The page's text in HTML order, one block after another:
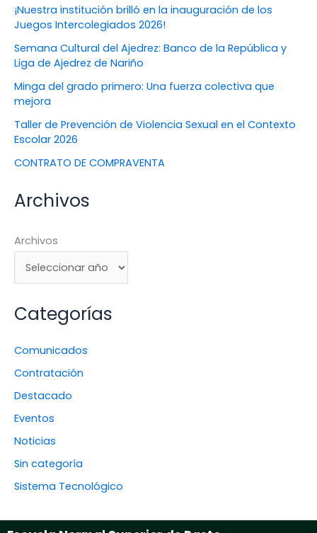
¡Nuestra institución brilló en la inauguración de los
Juegos Intercolegiados 2026!
Semana Cultural del Ajedrez: Banco de la República y
Liga de Ajedrez de Nariño
Minga del grado primero: Una fuerza colectiva que
mejora
Taller de Prevención de Violencia Sexual en el Contexto
Escolar 2026
CONTRATO DE COMPRAVENTA
Archivos
Archivos
Categorías
Comunicados
Contratación
Destacado
Eventos
Noticias
Sin categoría
Sistema Tecnológico